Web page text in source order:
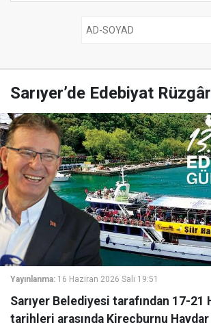
Sarıyer’de Edebiyat
Yayınlanma: 16 Haziran 2026 Salı 19:51
Sarıyer Belediyesi tarafından 17-21
tarihleri arasında Kireçburnu